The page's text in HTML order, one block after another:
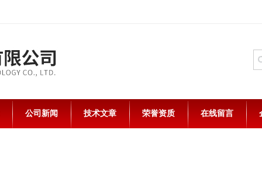
公司新闻 技术文章 荣誉资质 在线留言